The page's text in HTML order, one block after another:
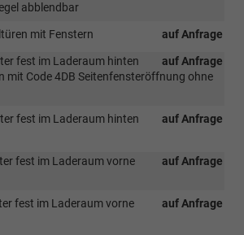
abblendbar
auf Anfrage
mit Fenstern
auf Anfrage
fest im Laderaum hinten
mit Code 4DB Seitenfensteröffnung ohne
auf Anfrage
fest im Laderaum hinten
auf Anfrage
fest im Laderaum vorne
auf Anfrage
fest im Laderaum vorne